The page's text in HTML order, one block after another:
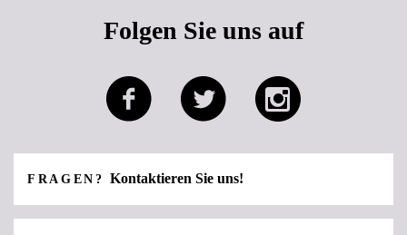
Folgen Sie uns auf
FRAGEN?Kontaktieren Sie uns!